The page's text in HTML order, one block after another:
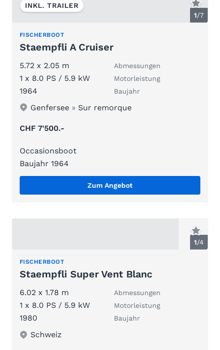
1/7
INKL. TRAILER
FISCHERBOOT
Staempfli A Cruiser
5.72 x 2.05 m Abmessungen
1 x 8.0 PS / 5.9 kW Motorleistung
1964 Baujahr
Genfersee » Sur remorque
CHF 7'500.-
Occasionsboot
Baujahr 1964
Zum Angebot
1/4
FISCHERBOOT
Staempfli Super Vent Blanc
6.02 x 1.78 m Abmessungen
1 x 8.0 PS / 5.9 kW Motorleistung
1980 Baujahr
Schweiz